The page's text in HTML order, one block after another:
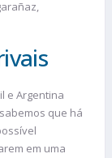
e Argentina
que há
em uma